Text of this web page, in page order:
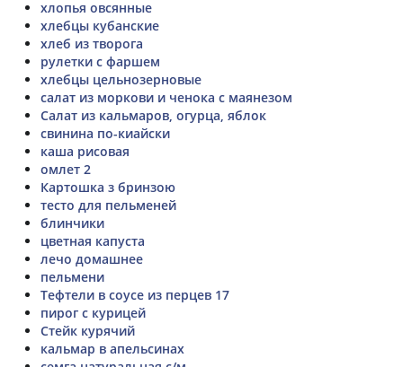
хлопья овсянные
хлебцы кубанские
хлеб из творога
рулетки с фаршем
хлебцы цельнозерновые
салат из моркови и ченока с маянезом
Салат из кальмаров, огурца, яблок
свинина по-киайски
каша рисовая
омлет 2
Картошка з бринзою
тесто для пельменей
блинчики
цветная капуста
лечо домашнее
пельмени
Тефтели в соусе из перцев 17
пирог с курицей
Стейк курячий
кальмар в апельсинах